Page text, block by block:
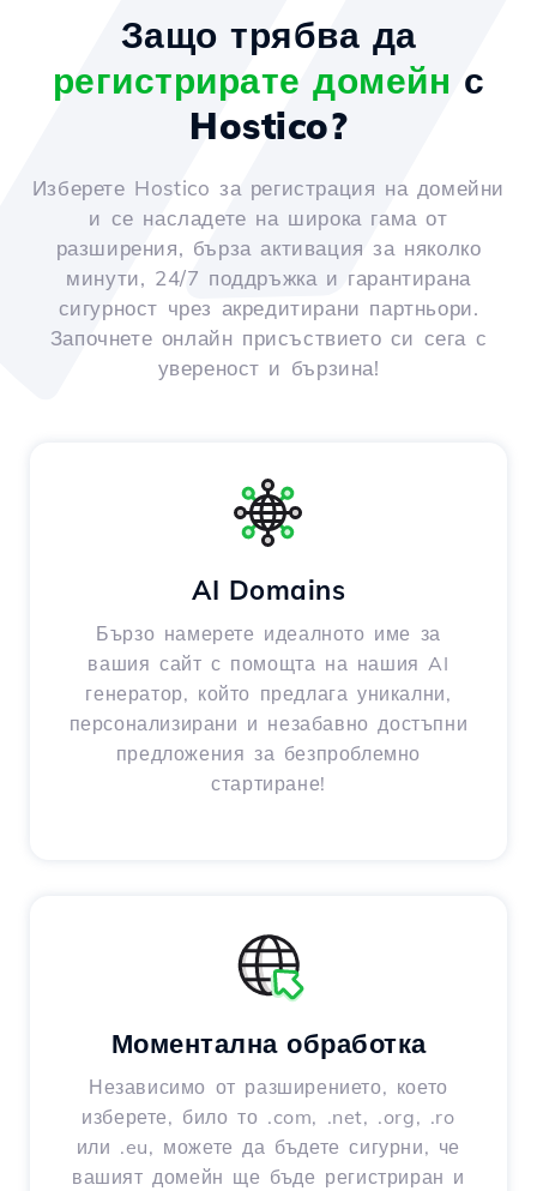
Защо трябва да
регистрирате домейн с
Hostico?
Изберете Hostico за регистрация на домейни
и се насладете на широка гама от
разширения, бърза активация за няколко
минути, 24/7 поддръжка и гарантирана
сигурност чрез акредитирани партньори.
Започнете онлайн присъствието си сега с
увереност и бързина!
AI Domains
Бързо намерете идеалното име за
вашия сайт с помощта на нашия AI
генератор, който предлага уникални,
персонализирани и незабавно достъпни
предложения за безпроблемно
стартиране!
Моментална обработка
Независимо от разширението, което
изберете, било то .com, .net, .org, .ro
или .eu, можете да бъдете сигурни, че
вашият домейн ще бъде регистриран и